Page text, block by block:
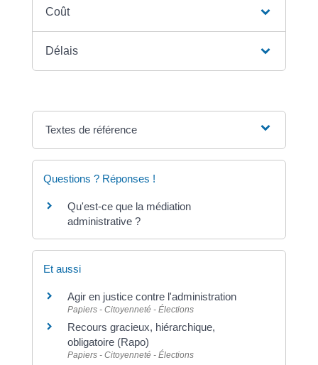
Coût
Délais
Textes de référence
Questions ? Réponses !
Qu'est-ce que la médiation
administrative ?
Et aussi
Agir en justice contre l'administration
Papiers - Citoyenneté - Élections
Recours gracieux, hiérarchique,
obligatoire (Rapo)
Papiers - Citoyenneté - Élections